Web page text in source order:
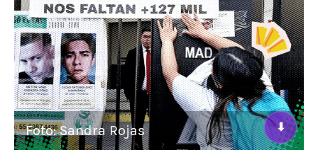
Foto: Sandra Rojas ⬇